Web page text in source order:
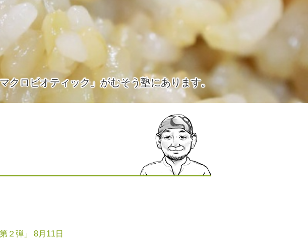
クロビオティック」がむそう塾にあります。
２弾」 8月11日